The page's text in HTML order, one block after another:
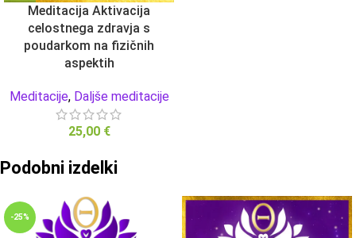
Meditacija Aktivacija
celostnega zdravja s
poudarkom na fizičnih
aspektih
Meditacije, Daljše meditacije
25,00 €
Podobni izdelki
-25%